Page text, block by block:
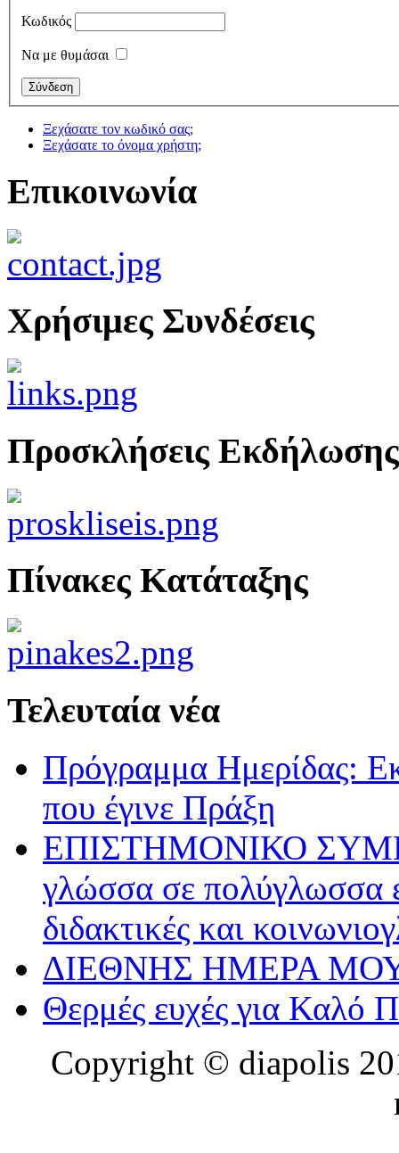
Κωδικός
Να με θυμάσαι
Ξεχάσατε τον κωδικό σας;
Ξεχάσατε το όνομα χρήστη;
Επικοινωνία
Χρήσιμες Συνδέσεις
Προσκλήσεις
Πίνακες Κατάταξης
Τελευταία νέα
Πρόγραμμα Ημερίδας:
που έγινε Πράξη
ΕΠΙΣΤΗΜΟΝΙΚΟ
γλώσσα σε πολύγλωσσα
διδακτικές και
ΔΙΕΘΝΗΣ ΗΜΕΡΑ
Θερμές ευχές για Καλό
Copyright © diapolis